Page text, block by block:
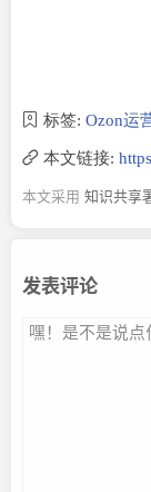
标签: Ozon运
本文链接:
本文采用 知识共享
发表评论